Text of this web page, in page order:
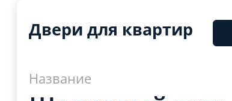
Двери для квартир
Название